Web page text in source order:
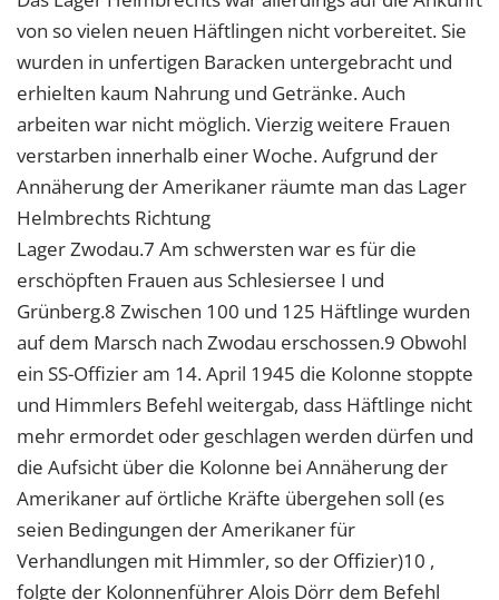
von so vielen neuen Häftlingen nicht vorbereitet. Sie
wurden in unfertigen Baracken untergebracht und
erhielten kaum Nahrung und Getränke. Auch
arbeiten war nicht möglich. Vierzig weitere Frauen
verstarben innerhalb einer Woche. Aufgrund der
Annäherung der Amerikaner räumte man das Lager
Helmbrechts Richtung
Lager Zwodau.7 Am schwersten war es für die
erschöpften Frauen aus Schlesiersee I und
Grünberg.8 Zwischen 100 und 125 Häftlinge wurden
auf dem Marsch nach Zwodau erschossen.9 Obwohl
ein SS-Offizier am 14. April 1945 die Kolonne stoppte
und Himmlers Befehl weitergab, dass Häftlinge nicht
mehr ermordet oder geschlagen werden dürfen und
die Aufsicht über die Kolonne bei Annäherung der
Amerikaner auf örtliche Kräfte übergehen soll (es
seien Bedingungen der Amerikaner für
Verhandlungen mit Himmler, so der Offizier)10 ,
folgte der Kolonnenführer Alois Dörr dem Befehl